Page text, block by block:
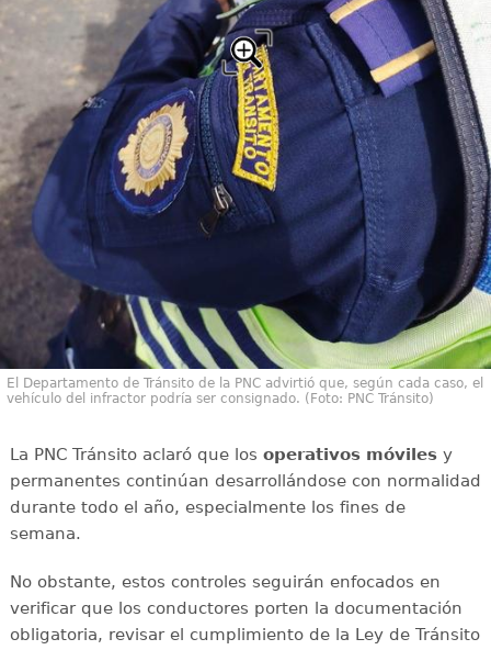
El Departamento de Tránsito de la PNC advirtió que, según cada caso, el
vehículo del infractor podría ser consignado. (Foto: PNC Tránsito)
La PNC Tránsito aclaró que los operativos móvilesy
permanentes continúan desarrollándose con normalidad
durante todo el año, especialmente los fines de
semana.
No obstante, estos controles seguirán enfocados en
verificar que los conductores porten la documentación
obligatoria, revisar el cumplimiento de la Ley de Tránsito